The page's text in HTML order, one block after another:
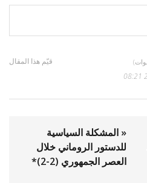
قيّم هذا المقال
« المشكلة السياسية
للدستور الروماني خلال
العصر الجمهوري (2-2)*